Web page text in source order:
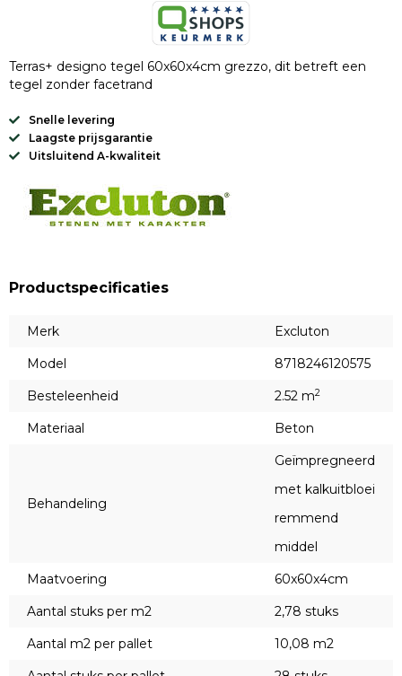
Terras+ designo tegel 60x60x4cm grezzo, dit betreft een
tegel zonder facetrand
Snelle levering
Laagste prijsgarantie
Uitsluitend A-kwaliteit
Productspecificaties
Merk
Excluton
Model
8718246120575
Besteleenheid
2.52 m2
Materiaal Beton
Behandeling
Geïmpregneerd
met kalkuitbloei
remmend
middel
Maatvoering
60x60x4cm
Aantal stuks per m2
2,78 stuks
Aantal m2 per pallet
10,08 m2